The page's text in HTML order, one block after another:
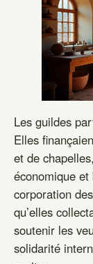
Les guildes
Elles
et de
économique
corporation
qu’elles
soutenir les
solidarité